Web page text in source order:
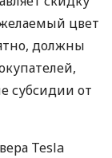
желаемый цвет
должны
субсидии от
Tesla